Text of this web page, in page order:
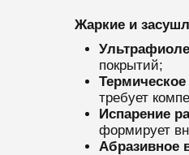
Жаркие и
покрытий;
требует
Испарение
формирует
Абразивное